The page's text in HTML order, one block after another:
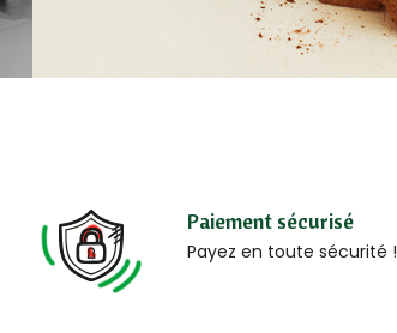
Paiement sécurisé
Payez en toute sécurité !